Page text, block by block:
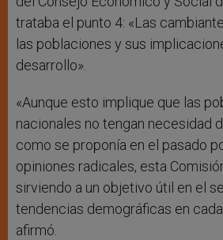
trataba el punto 4: «Las
las poblaciones y sus
desarrollo».
«Aunque esto implique que las
nacionales no tengan necesidad
como se proponía en el pasado
opiniones radicales, esta
sirviendo a un objetivo útil en el
tendencias demográficas en
afirmó.